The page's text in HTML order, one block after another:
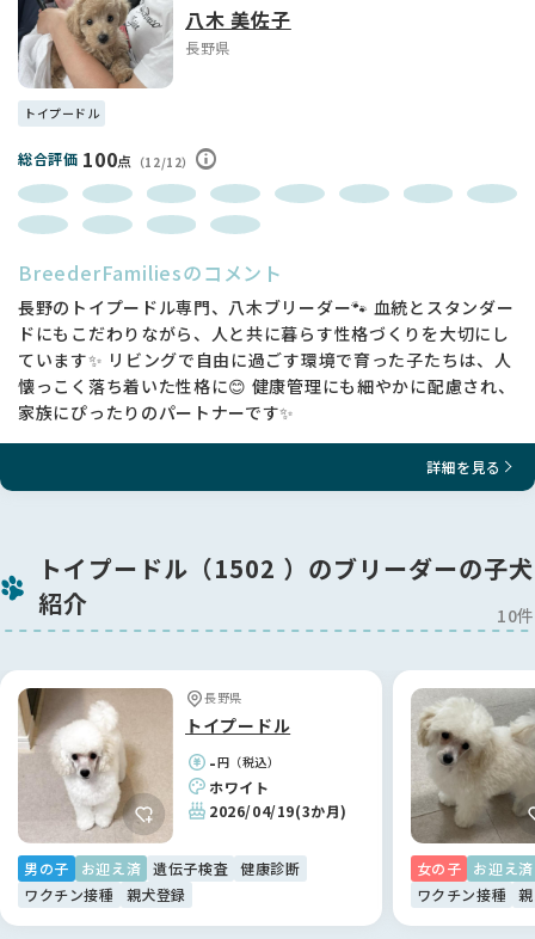
八木 美佐子
長野県
トイプードル
総合評価 100点 （12/12）
BreederFamiliesのコメント
長野のトイプードル専門、八木ブリーダー🐾 血統とスタンダー
ドにもこだわりながら、人と共に暮らす性格づくりを大切にし
ています✨ リビングで自由に過ごす環境で育った子たちは、人
懐っこく落ち着いた性格に😊 健康管理にも細やかに配慮され、
家族にぴったりのパートナーです✨
詳細を見る
トイプードル（1502 ）のブリーダーの子犬
紹介
10件
長野県
トイプードル
-円（税込）
ホワイト
2026/04/19(3か月)
男の子 お迎え済 遺伝子検査
健康診断
ワクチン接種
親犬登録
女の子
お迎え済
ワクチン接種